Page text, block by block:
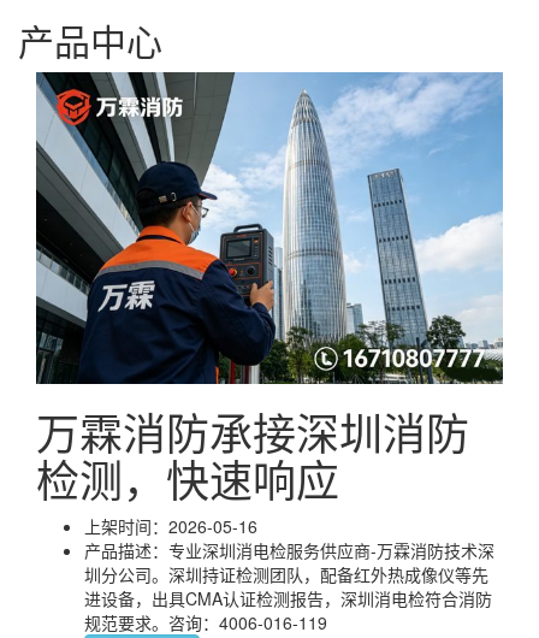
产品中心
万霖消防承接深圳消防
检测，快速响应
上架时间：2026-05-16
产品描述：专业深圳消电检服务供应商-万霖消防技术深
圳分公司。深圳持证检测团队，配备红外热成像仪等先
进设备，出具CMA认证检测报告，深圳消电检符合消防
规范要求。咨询：4006-016-119